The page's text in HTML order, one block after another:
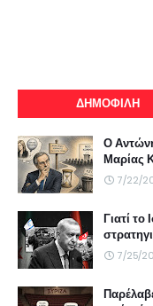
ΔΗΜΟΦΙΛΗ
Ο
Μαρίας
7/22/
Γιατί
7/25/